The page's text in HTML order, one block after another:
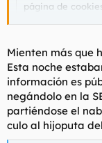
página de
Aceptar
Solución:
Spoiler
Mienten más que
Esta noche
información es
negándolo en la
partiéndose el
culo al hijoputa